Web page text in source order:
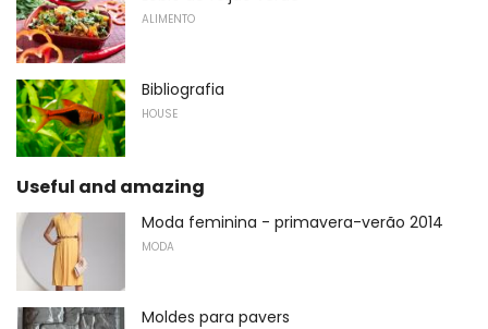
ALIMENTO
Bibliografia
HOUSE
Useful and amazing
Moda feminina - primavera-verão 2014
MODA
Moldes para pavers